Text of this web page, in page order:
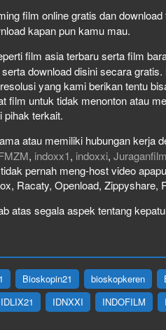
film online gratis dan
kapan pun kamu mau.
film asia terbaru serta film
download disini secara
yang kami berikan tentu
film untuk tidak menonton atau
pihak terkait.
atau memiliki hubungan kerja
, indoxx1, indoxxi,
pernah meng-host video
Racaty, Openload, Zippyshare,
atas segala aspek tentang
Bioskopin21 bioskopkeren
IDLIX21 IDNXXI INDOFILM